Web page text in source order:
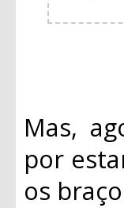
Mas,
por
os